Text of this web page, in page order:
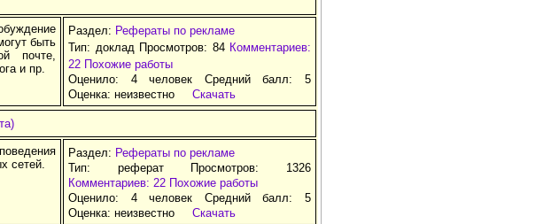
быть
почте,
и пр.
Раздел: Рефераты по рекламе
Тип: доклад Просмотров: 84 Комментариев:
22 Похожие работы
Оценило: 4 человек Средний балл: 5
Оценка: неизвестно Скачать
сетей.
Раздел: Рефераты по рекламе
Тип: реферат Просмотров: 1326
Комментариев: 22 Похожие работы
Оценило: 4 человек Средний балл: 5
Оценка: неизвестно Скачать